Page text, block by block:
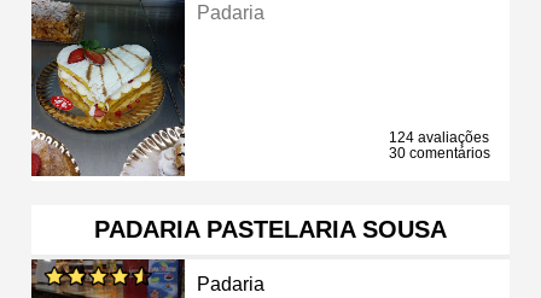
Padaria
124 avaliações
30 comentários
PADARIA PASTELARIA SOUSA
Padaria